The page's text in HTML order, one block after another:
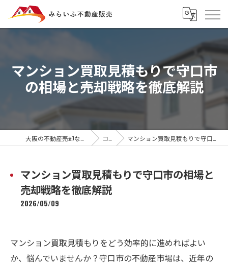
マンション買取見積もりで守口市
の相場と売却戦略を徹底解説
コラム マンション買取見積もりで守口市の相場と売却戦略を徹底解説
マンション買取見積もりで守口市の相場と
売却戦略を徹底解説
2026/05/09
マンション買取見積もりをどう効率的に進めればよい
か、悩んでいませんか？守口市の不動産市場は、近年の